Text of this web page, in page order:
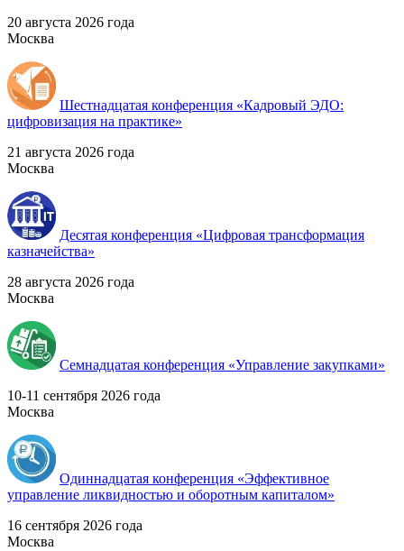
20 августа 2026 года
Москва
Шестнадцатая конференция «Кадровый ЭДО:
цифровизация на практике»
21 августа 2026 года
Москва
Десятая конференция «Цифровая трансформация
казначейства»
28 августа 2026 года
Москва
Семнадцатая конференция «Управление закупками»
10-11 сентября 2026 года
Москва
Одиннадцатая конференция «Эффективное
управление ликвидностью и оборотным капиталом»
16 cентября 2026 года
Москва